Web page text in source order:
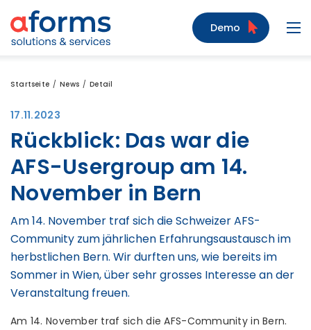
Zum Inhalt
Zum Menü
Zur Suche
Demo
Startseite News Detail
17.11.2023
Rückblick: Das war die
AFS-Usergroup am 14.
November in Bern
Am 14. November traf sich die Schweizer AFS-
Community zum jährlichen Erfahrungsaustausch im
herbstlichen Bern. Wir durften uns, wie bereits im
Sommer in Wien, über sehr grosses Interesse an der
Veranstaltung freuen.
Am 14. November traf sich die AFS-Community in Bern.